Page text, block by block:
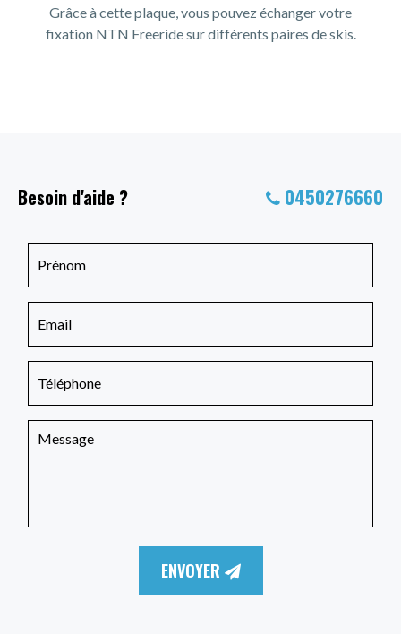
Grâce à cette plaque, vous pouvez échanger votre
fixation NTN Freeride sur différents paires de skis.
Besoin d'aide ? 0450276660
ENVOYER